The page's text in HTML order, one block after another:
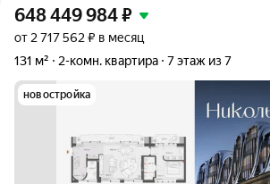
648 449 984₽
от 2 717 562 ₽ в месяц
131 м²
2-комн. квартира 7 этаж из 7
новостройка